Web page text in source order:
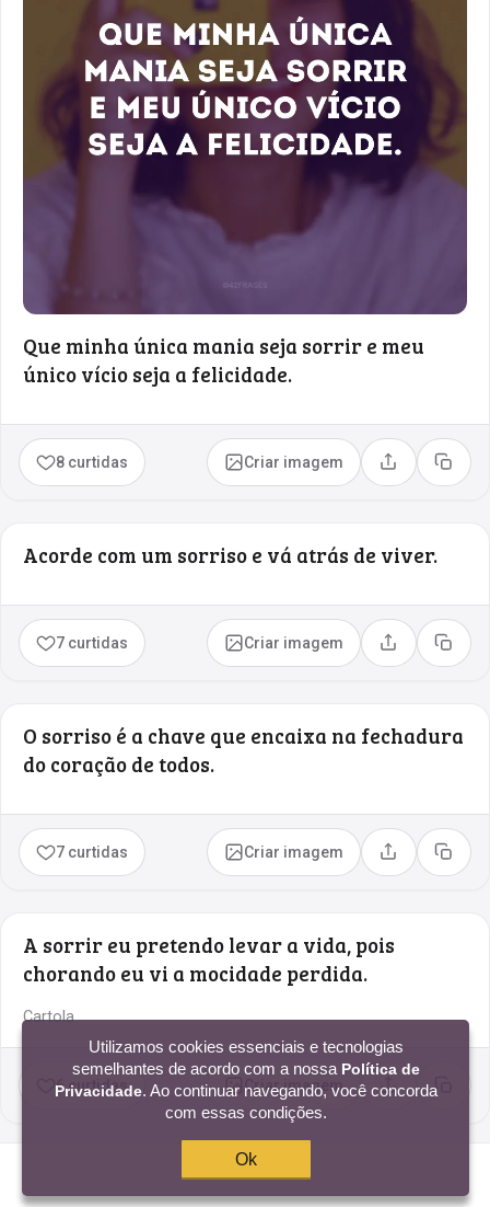
Que minha única mania seja sorrir e meu
único vício seja a felicidade.
8 curtidas Criar imagem Compartilhar
Copiar
Acorde com um sorriso e vá atrás de viver.
7 curtidas Criar imagem Compartilhar
Copiar
O sorriso é a chave que encaixa na fechadura
do coração de todos.
7 curtidas Criar imagem Compartilhar
Copiar
A sorrir eu pretendo levar a vida, pois
chorando eu vi a mocidade perdida.
Cartola
6 curtidas Criar imagem Compartilhar
Copiar
Todos sorriem no mesmo idioma.
Utilizamos cookies essenciais e tecnologias
semelhantes de acordo com a nossa Política de
Privacidade. Ao continuar navegando, você concorda
com essas condições.
Ok